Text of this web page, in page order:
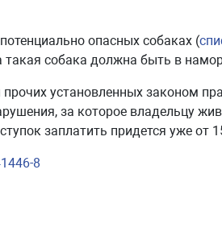
опасных собаках (
такая собака должна быть в
прочих установленных законом
за которое владельцу
заплатить придется уже от
8